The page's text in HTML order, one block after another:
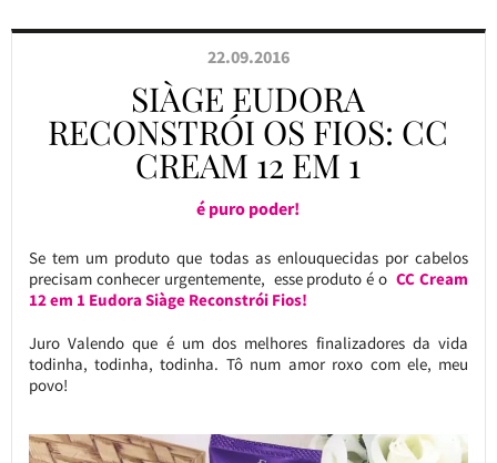
22.09.2016
SIÀGE EUDORA
RECONSTRÓI OS FIOS: CC
CREAM 12 EM 1
é puro poder!
Se tem um produto que todas as enlouquecidas por cabelos
precisam conhecer urgentemente, esse produto é oCC Cream
12 em 1 Eudora Siàge Reconstrói Fios!
Juro Valendo que é um dos melhores finalizadores da vida
todinha, todinha, todinha. Tô num amor roxo com ele, meu
povo!